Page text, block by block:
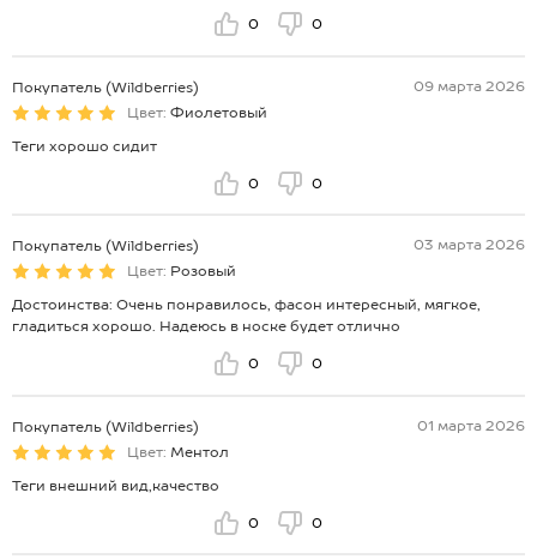
0 0
Покупатель (Wildberries)
09 марта 2026
Цвет: Фиолетовый
Теги хорошо сидит
0 0
Покупатель (Wildberries)
03 марта 2026
Цвет: Розовый
Достоинства: Очень понравилось, фасон интересный, мягкое,
гладиться хорошо. Надеюсь в носке будет отлично
0 0
Покупатель (Wildberries)
01 марта 2026
Цвет: Ментол
Теги внешний вид,качество
0 0